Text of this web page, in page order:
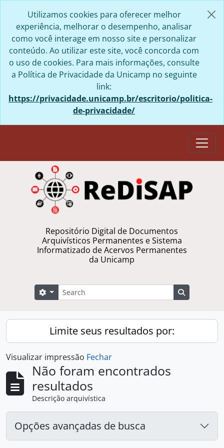
Utilizamos cookies para oferecer melhor
experiência, melhorar o desempenho, analisar
como você interage em nosso site e personalizar
conteúdo. Ao utilizar este site, você concorda com
o uso de cookies. Para mais informações, consulte
a Política de Privacidade da Unicamp no seguinte
link:
https://privacidade.unicamp.br/escritorio/politica-
de-privacidade/
Repositório Digital de Documentos
Arquivísticos Permanentes e Sistema
Informatizado de Acervos Permanentes
da Unicamp
Buscar
Opções de busca
Limite seus resultados por:
Visualizar impressão Fechar
Não foram encontrados
resultados
Descrição arquivística
Opções avançadas de busca